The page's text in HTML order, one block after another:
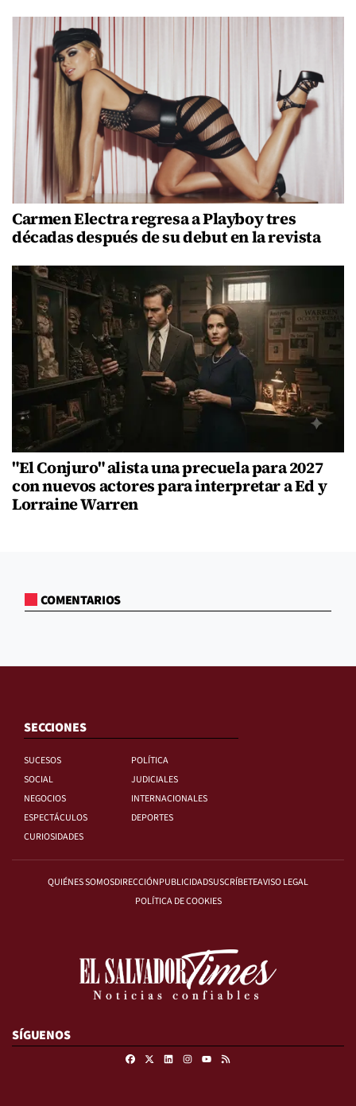
Carmen Electra regresa a Playboy tres
décadas después de su debut en la revista
"El Conjuro" alista una precuela para 2027
con nuevos actores para interpretar a Ed y
Lorraine Warren
COMENTARIOS
SECCIONES
SUCESOS
POLÍTICA
SOCIAL
JUDICIALES
NEGOCIOS
INTERNACIONALES
ESPECTÁCULOS
DEPORTES
CURIOSIDADES
QUIÉNES SOMOSDIRECCIÓNPUBLICIDADSUSCRÍBETEAVISO LEGAL
POLÍTICA DE COOKIES
SÍGUENOS
FacebookLinkedinInstagram